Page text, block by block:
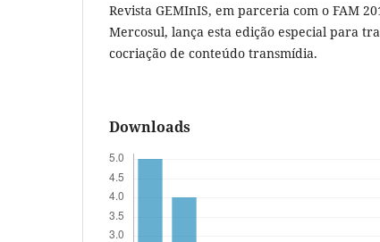
Revista GEMInIS, em parceria com o FAM
Mercosul, lança esta edição especial para
cocriação de conteúdo transmídia.
Downloads